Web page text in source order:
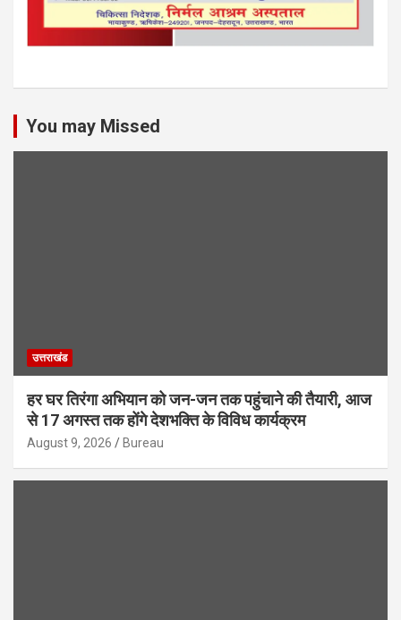
You may Missed
उत्तराखंड
हर घर तिरंगा अभियान को जन-जन तक पहुंचाने की तैयारी, आज
से 17 अगस्त तक होंगे देशभक्ति के विविध कार्यक्रम
August 9, 2026 Bureau